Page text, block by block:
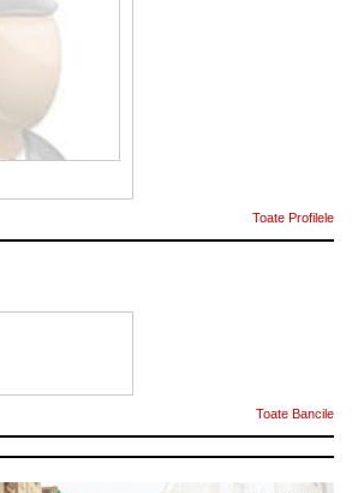
Toate Profilele
Toate Bancile